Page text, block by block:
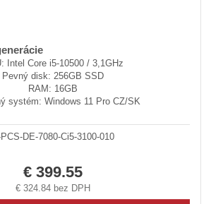
Intel Core i5-10500 / 3,1GHz
Pevný disk: 256GB SSD
RAM: 16GB
systém: Windows 11 Pro CZ/SK
PCS-DE-7080-Ci5-3100-010
€ 399.55
€ 324.84 bez DPH